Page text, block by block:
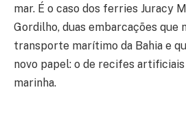
mar. É o caso dos ferries Juracy
Gordilho, duas embarcações que
transporte marítimo da Bahia e
novo papel: o de recifes artificiais
marinha.